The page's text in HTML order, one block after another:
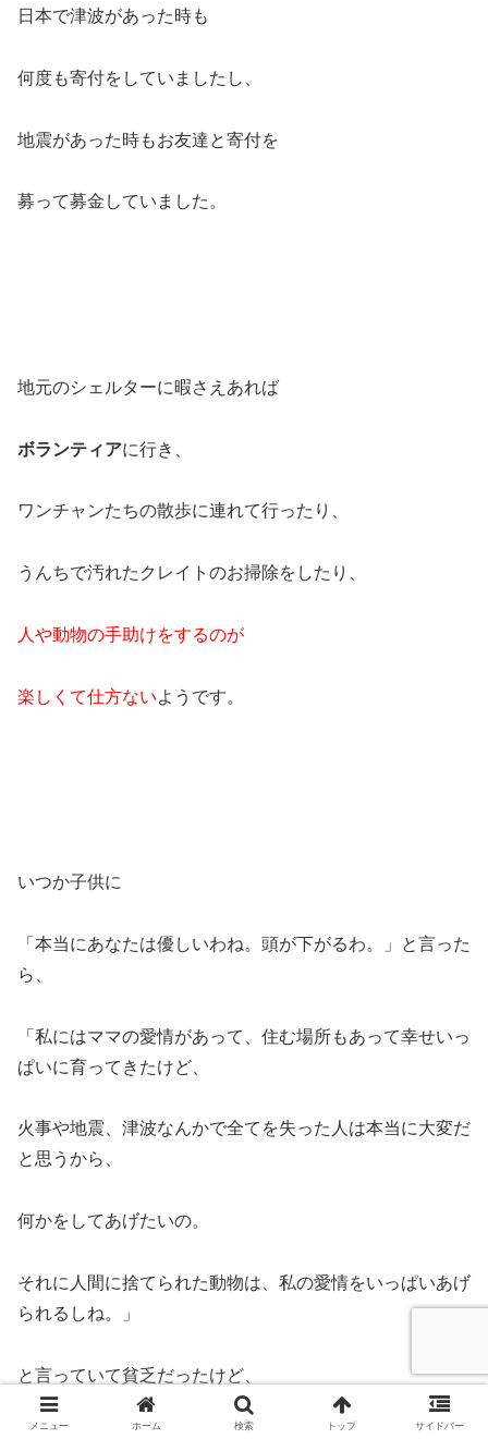
日本で津波があった時も
何度も寄付をしていましたし、
地震があった時もお友達と寄付を
募って募金していました。
地元のシェルターに暇さえあれば
ボランティアに行き、
ワンチャンたちの散歩に連れて行ったり、
うんちで汚れたクレイトのお掃除をしたり、
人や動物の手助けをするのが
楽しくて仕方ないようです。
いつか子供に
「本当にあなたは優しいわね。頭が下がるわ。」と言った
ら、
「私にはママの愛情があって、住む場所もあって幸せいっ
ぱいに育ってきたけど、
火事や地震、津波なんかで全てを失った人は本当に大変だ
と思うから、
何かをしてあげたいの。
それに人間に捨てられた動物は、私の愛情をいっぱいあげ
られるしね。」
と言っていて貧乏だったけど、
メニュー ホーム 検索 トップ サイドバー